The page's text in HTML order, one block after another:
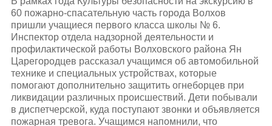
60 пожарно-спасательную часть города Волхов
пришли учащиеся первого класса школы № 6.
Инспектор отдела надзорной деятельности и
профилактической работы Волховского района Ян
Царегородцев рассказал учащимся об автомобильной
технике и специальных устройствах, которые
помогают дополнительно защитить огнеборцев при
ликвидации различных происшествий. Дети побывали
в диспетчерской, куда поступают звонки и объявляется
пожарная тревога. Учащимся напомнили, что